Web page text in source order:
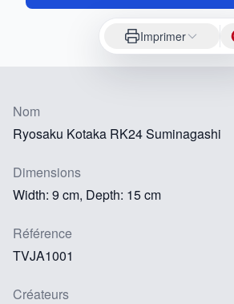
Imprimer
Nom
Ryosaku Kotaka RK24 Suminagashi
Dimensions
Width: 9 cm, Depth: 15 cm
Référence
TVJA1001
Créateurs